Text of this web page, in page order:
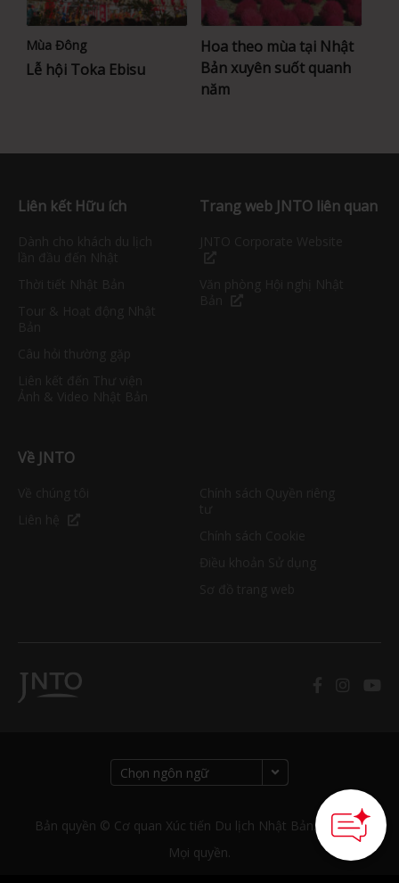
Mùa Đông
Lễ hội Toka Ebisu
Hoa theo mùa tại Nhật
Bản xuyên suốt quanh
năm
Liên kết Hữu ích Trang web JNTO liên quan
Về JNTO
Bản quyền © Cơ quan Xúc tiến Du lịch Nhật Bản. Bảo lưu
Mọi quyền.
help you?